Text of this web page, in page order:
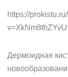
https://
v=XkNm8thZYvU
Дермоидная